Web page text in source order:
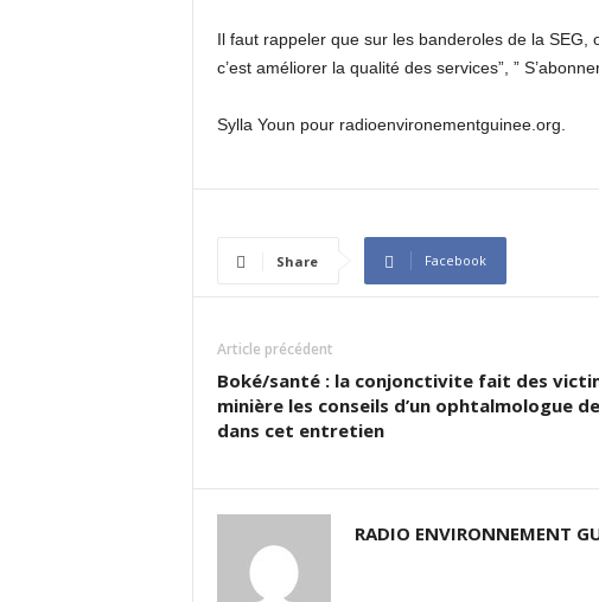
Il faut rappeler que sur les banderoles de la SEG,
c’est améliorer la qualité des services”, ”
Sylla Youn pour radioenvironementguinee.org.
Share Facebook
Article précédent
Boké/santé : la conjonctivite fait des
minière les conseils d’un ophtalmologue
dans cet entretien
RADIO ENVIRONNEMENT